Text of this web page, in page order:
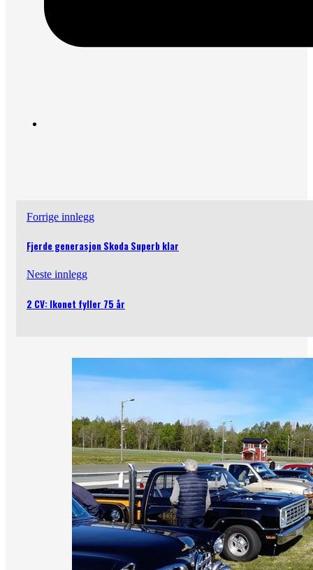
Forrige innlegg
Fjerde generasjon Skoda Superb klar
Neste innlegg
2 CV: Ikonet fyller 75 år